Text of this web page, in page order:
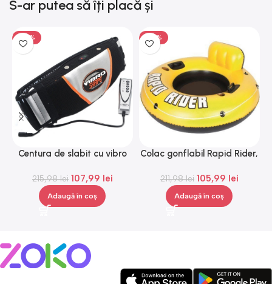
S-ar putea să îți placă și
-50%
Centura de slabit cu vibro
telecomanda, negru
215,98lei 107,99 lei
Adaugă în coș
-50%
Colac gonflabil Rapid Rider,
211,98lei 105,99 lei
Adaugă în coș